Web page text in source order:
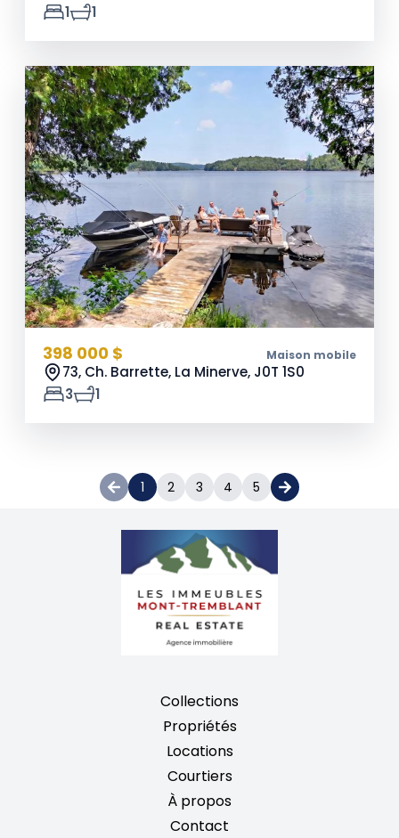
1
1
398 000 $ Maison mobile
73, Ch. Barrette, La Minerve, J0T 1S0
3
1
1 2 3 4 5
Collections
Propriétés
Locations
Courtiers
À propos
Contact